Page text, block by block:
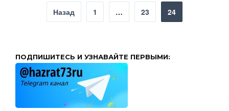
Пагинация
записей
Назад 1 … 23 24
ПОДПИШИТЕСЬ И УЗНАВАЙТЕ ПЕРВЫМИ: